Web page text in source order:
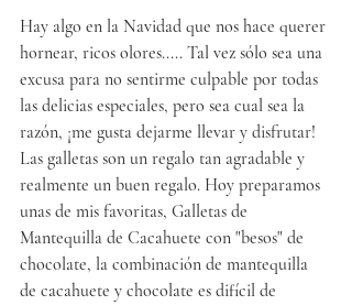
Hay algo en la Navidad que nos hace querer
hornear, ricos olores..... Tal vez sólo sea una
excusa para no sentirme culpable por todas
las delicias especiales, pero sea cual sea la
razón, ¡me gusta dejarme llevar y disfrutar!
Las galletas son un regalo tan agradable y
realmente un buen regalo. Hoy preparamos
unas de mis favoritas, Galletas de
Mantequilla de Cacahuete con "besos" de
chocolate, la combinación de mantequilla
de cacahuete y chocolate es difícil de